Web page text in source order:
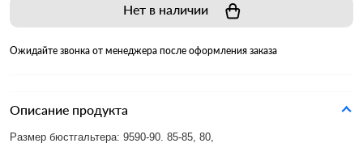
Нет в наличии
Ожидайте звонка от менеджера после оформления заказа
Описание продукта
Размер бюстгальтера: 9590-90. 85-85, 80,